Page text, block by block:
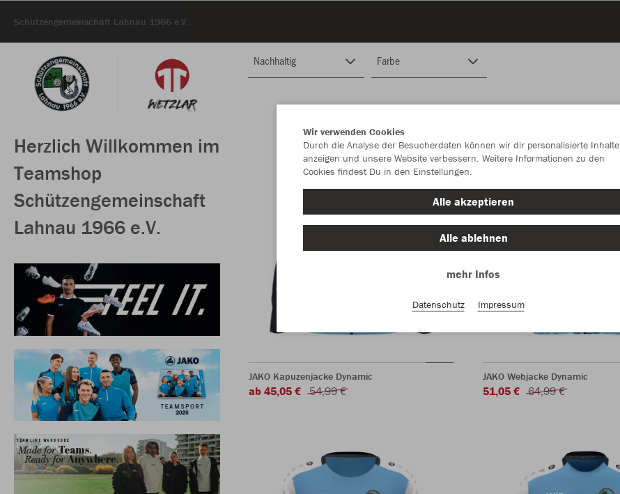
Schützengemeinschaft Lahnau 1966 e.V.
Herzlich Willkommen im
Teamshop
Schützengemeinschaft
Lahnau 1966 e.V.
Nachhaltig Farbe
JAKO Kapuzenjacke Dynamic
ab 45,05 € 54,99 €
JAKO Webjacke Dynamic
51,05 € 64,99 €
Wir verwenden Cookies
Durch die Analyse der Besucherdaten können wir dir personalisierte Inhalte
anzeigen und unsere Website verbessern. Weitere Informationen zu den
Cookies findest Du in den Einstellungen.
Alle akzeptieren
Alle ablehnen
mehr Infos
Datenschutz Impressum